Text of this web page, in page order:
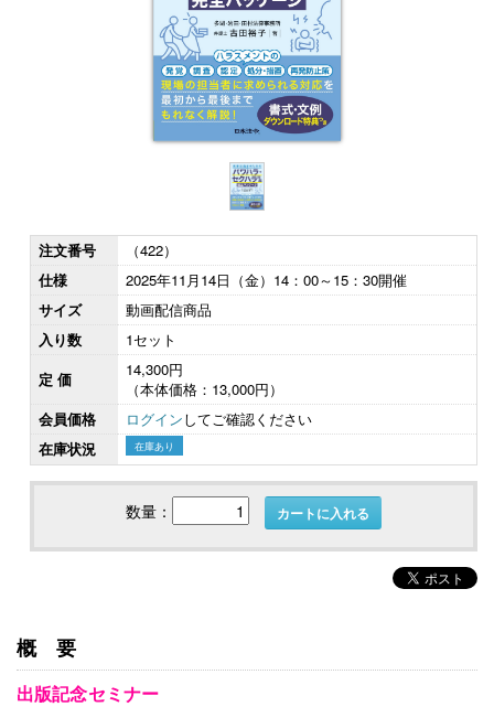
注文番号
（422）
仕様
2025年11月14日（金）14：00～15：30開催
サイズ
動画配信商品
入り数
1セット
定 価
14,300円
（本体価格：13,000円）
会員価格
ログインしてご確認ください
在庫状況
在庫あり
数量： カートに入れる
概要
出版記念セミナー